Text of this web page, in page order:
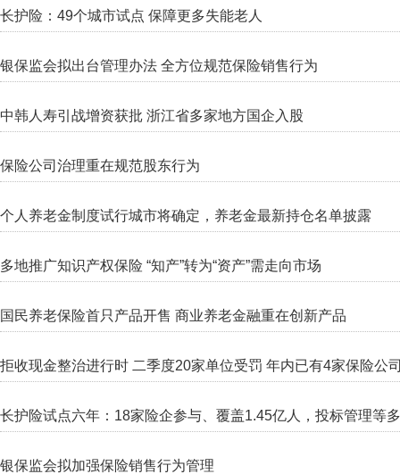
长护险：49个城市试点 保障更多失能老人
银保监会拟出台管理办法 全方位规范保险销售行为
中韩人寿引战增资获批 浙江省多家地方国企入股
保险公司治理重在规范股东行为
个人养老金制度试行城市将确定，养老金最新持仓名单披露
多地推广知识产权保险 “知产”转为“资产”需走向市场
国民养老保险首只产品开售 商业养老金融重在创新产品
拒收现金整治进行时 二季度20家单位受罚 年内已有4家保险公
长护险试点六年：18家险企参与、覆盖1.45亿人，投标管理等
银保监会拟加强保险销售行为管理